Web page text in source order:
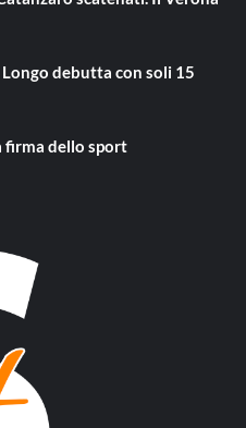
debutta con soli 15
firma dello sport